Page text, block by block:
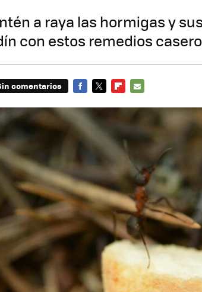
a raya las hormigas y
con estos remedios
comentarios
MAIL